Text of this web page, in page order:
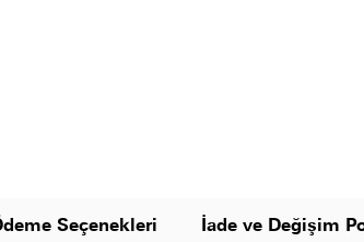
Seçenekleri İade ve Değişim